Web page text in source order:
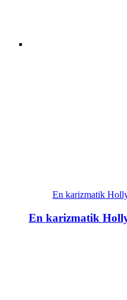
En karizmatik
En karizmatik